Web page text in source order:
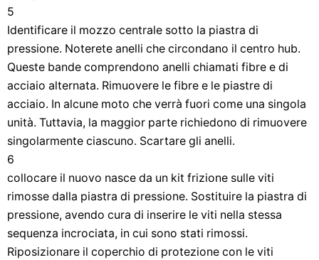
5
Identificare il mozzo centrale sotto la piastra di
pressione. Noterete anelli che circondano il centro hub.
Queste bande comprendono anelli chiamati fibre e di
acciaio alternata. Rimuovere le fibre e le piastre di
acciaio. In alcune moto che verrà fuori come una singola
unità. Tuttavia, la maggior parte richiedono di rimuovere
singolarmente ciascuno. Scartare gli anelli.
6
collocare il nuovo nasce da un kit frizione sulle viti
rimosse dalla piastra di pressione. Sostituire la piastra di
pressione, avendo cura di inserire le viti nella stessa
sequenza incrociata, in cui sono stati rimossi.
Riposizionare il coperchio di protezione con le viti